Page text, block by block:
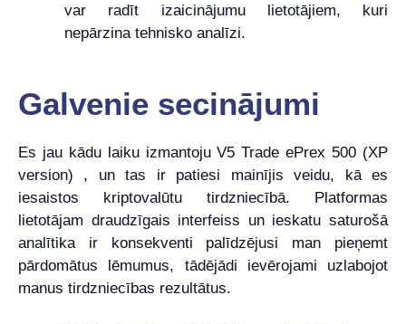
var radīt izaicinājumu lietotājiem, kuri
nepārzina tehnisko analīzi.
Galvenie secinājumi
Es jau kādu laiku izmantoju V5 Trade ePrex 500 (XP
version) , un tas ir patiesi mainījis veidu, kā es
iesaistos kriptovalūtu tirdzniecībā. Platformas
lietotājam draudzīgais interfeiss un ieskatu saturošā
analītika ir konsekventi palīdzējusi man pieņemt
pārdomātus lēmumus, tādējādi ievērojami uzlabojot
manus tirdzniecības rezultātus.